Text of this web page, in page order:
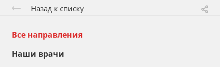
Назад к списку
Все направления
Наши врачи